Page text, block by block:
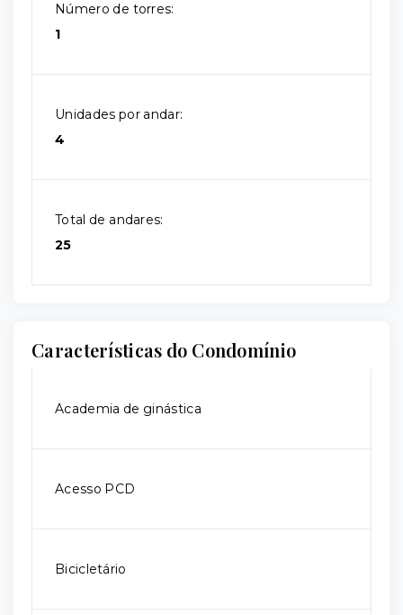
Número de torres:
1
Unidades por andar:
4
Total de andares:
25
Características do Condomínio
Academia de ginástica
Acesso PCD
Bicicletário